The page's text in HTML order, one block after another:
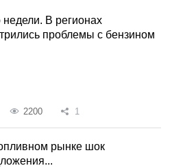
недели. В регионах
проблемы с бензином
2200 1
рынке шок